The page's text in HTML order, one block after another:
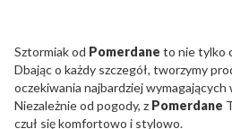
Sztormiak od Pomerdane to nie tylko
Dbając o każdy szczegół, tworzymy
oczekiwania najbardziej
Niezależnie od pogody, z Pomerdane
czuł się komfortowo i stylowo.